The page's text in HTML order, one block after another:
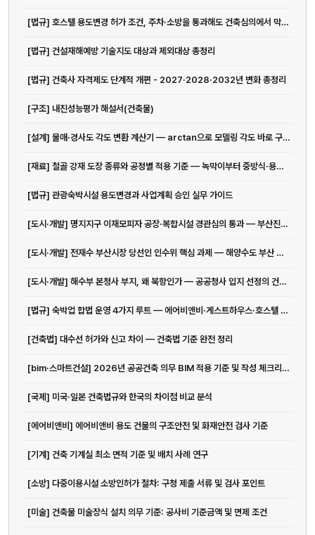
[법규] 호스텔 용도변경 허가 조건, 주차·소방을 통과해도 건축심의에서 막히는 이유
[법규] 건설재해예방 기술지도 대상과 제외대상 총정리
[법규] 건축사 자격제도 단계적 개편 - 2027·2028·2032년 변화 총정리
[구조] 내진성능평가 해설서(건축물)
[설계] 물매·경사도 각도 변환 계산기 — arctan으로 모델링 각도 바로 구하기
[재료] 철골 강재 도장 종류와 공정별 적용 기준 — 녹막이부터 중방식·용융아연도금까지
[법규] 관광숙박시설 용도변경과 사업계획 승인 실무 가이드
[도시·개발] 명지지구 이재모피자 공장·복합시설 경관심의 통과 — 부산진해경제자유구역 건축 현황
[도시·개발] 전재수 부산시장 당선인 인수위 핵심 과제 — 해양수도 부산 완성과 ...
[도시·개발] 해수부 본청사 부지, 왜 북항인가 — 공공청사 입지 선정의 건축·도시계획 기준
[법규] 숙박업 합법 운영 4가지 루트 — 에어비앤비·게스트하우스·호스텔 법규 완전 정리
[건축법] 대수선 허가와 신고 차이 — 건축법 기준 완전 정리
[bim·스마트건설] 2026년 공공건축 의무 BIM 적용 기준 및 작성 체크리스트
[국제] 미국·일본 건축법규와 한국의 차이점 비교 분석
[에어비앤비] 에어비앤비 용도 건물의 구조안전 및 화재안전 검사 기준
[기계] 건축 기계실 최소 면적 기준 및 배치 사례 연구
[소방] 다중이용시설 소방인허가 절차: 구청 제출 서류 및 검사 포인트
[미술] 건축물 미술장식 설치 의무 기준: 공사비 기준금액 및 면제 조건